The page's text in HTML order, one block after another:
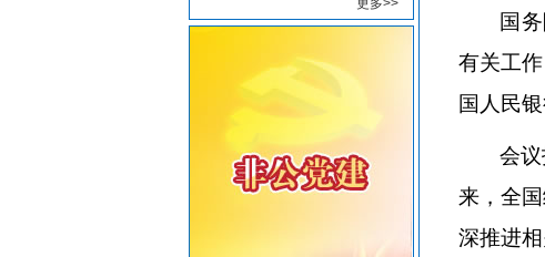
汕头发布2026年6月份重点行业领域安全风险
共建绿美汕头，共享生态家园——致全市企业家
更多>>
国
有关工
国人民
会
来，全
深推进